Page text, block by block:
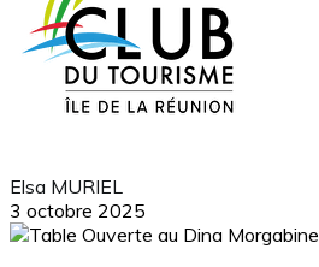
Elsa MURIEL
3 octobre 2025